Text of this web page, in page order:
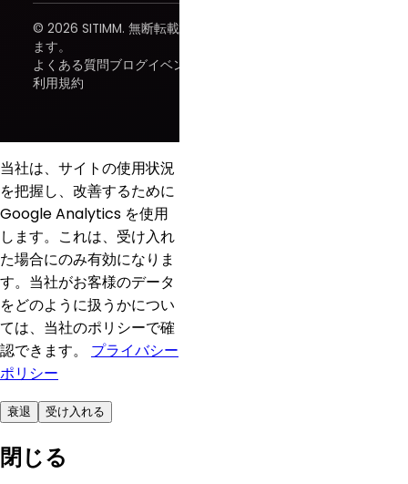
© 2026 SITIMM. 無断転載を禁じ
ます。
よくある質問ブログイベント
利用規約
当社は、サイトの使用状況
を把握し、改善するために
Google Analytics を使用
します。これは、受け入れ
た場合にのみ有効になりま
す。当社がお客様のデータ
をどのように扱うかについ
ては、当社のポリシーで確
認できます。
プライバシー
ポリシー
衰退 受け入れる
閉じる